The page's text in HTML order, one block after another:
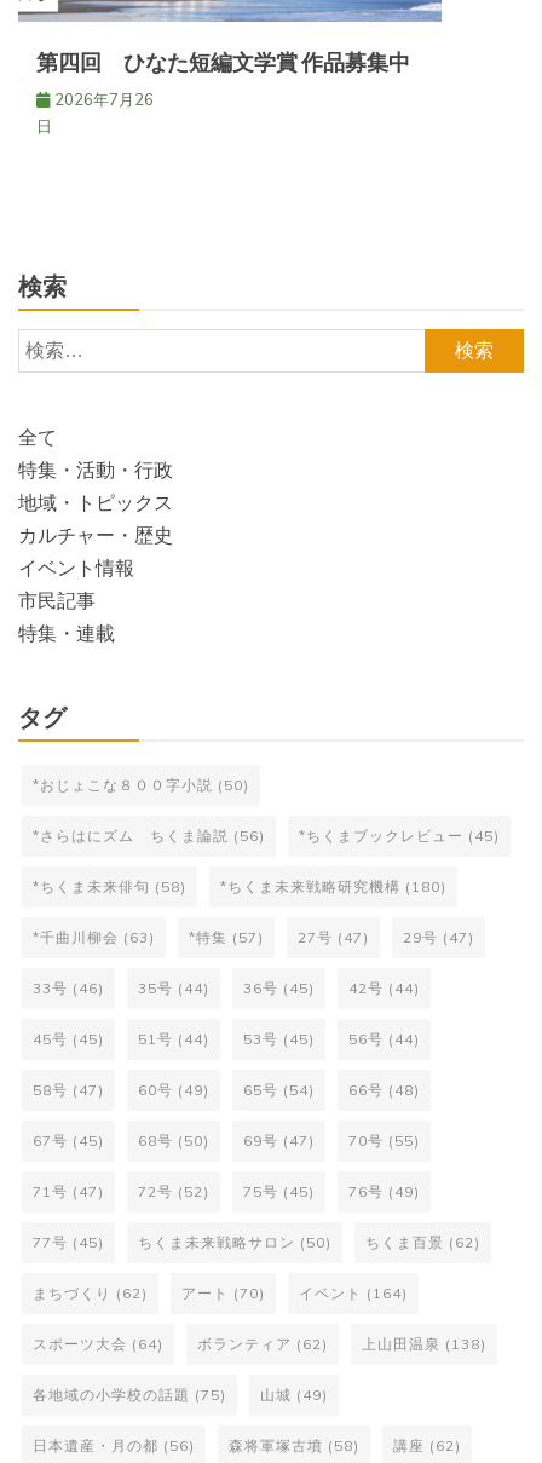
第四回 ひなた短編文学賞 作品募集中
2026年7月26
日
検索
検
索:
全て
特集・活動・行政
地域・トピックス
カルチャー・歴史
イベント情報
市民記事
特集・連載
タグ
*おじょこな８００字小説 (50)
*さらはにズム ちくま論説 (56) *ちくまブックレビュー (45)
*ちくま未来俳句 (58) *ちくま未来戦略研究機構 (180)
*千曲川柳会 (63) *特集 (57) 27号 (47) 29号 (47)
33号 (46) 35号 (44) 36号 (45) 42号 (44)
45号 (45) 51号 (44) 53号 (45) 56号 (44)
58号 (47) 60号 (49) 65号 (54) 66号 (48)
67号 (45) 68号 (50) 69号 (47) 70号 (55)
71号 (47) 72号 (52) 75号 (45) 76号 (49)
77号 (45) ちくま未来戦略サロン (50) ちくま百景 (62)
まちづくり (62) アート (70) イベント (164)
スポーツ大会 (64) ボランティア (62) 上山田温泉 (138)
各地域の小学校の話題 (75) 山城 (49)
日本遺産・月の都 (56) 森将軍塚古墳 (58) 講座 (62)